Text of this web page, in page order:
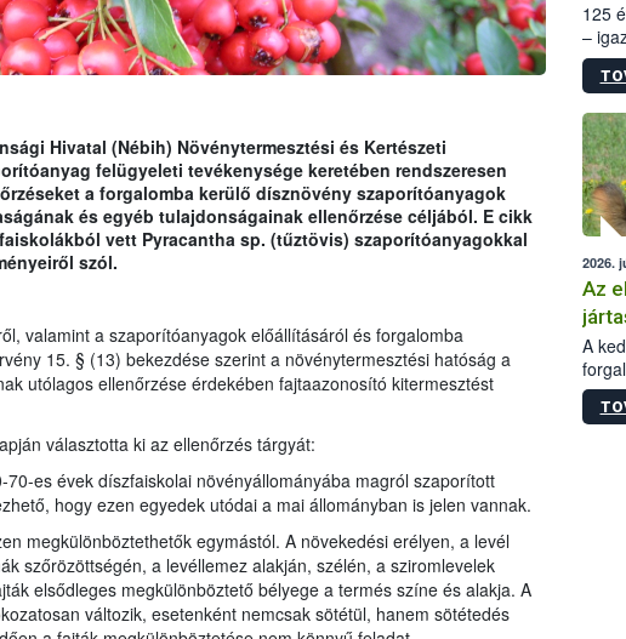
Hivatal (Nébih) Növénytermesztési és Kertészeti
felügyeleti tevékenysége keretében rendszeresen
a forgalomba kerülő dísznövény szaporítóanyagok
és egyéb tulajdonságainak ellenőrzése céljából. E cikk
vett Pyracantha sp. (tűztövis) szaporítóanyagokkal
szól.
valamint a szaporítóanyagok előállításáról és forgalomba
15. § (13) bekezdése szerint a növénytermesztési hatóság a
utólagos ellenőrzése érdekében fajtaazonosító kitermesztést
választotta ki az ellenőrzés tárgyát:
es évek díszfaiskolai növényállományába magról szaporított
hogy ezen egyedek utódai a mai állományban is jelen vannak.
megkülönböztethetők egymástól. A növekedési erélyen, a levél
szőrözöttségén, a levéllemez alakján, szélén, a sziromlevelek
elsődleges megkülönböztető bélyege a termés színe és alakja. A
változik, esetenként nemcsak sötétül, hanem sötétedés
125
–
15.
2026.
Az
A